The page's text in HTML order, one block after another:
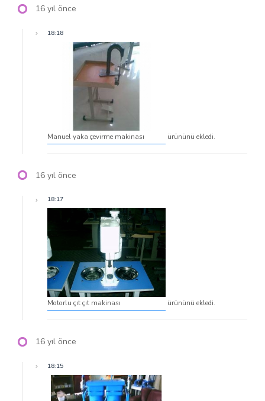
16 yıl önce
18:18
Manuel yaka çevirme makinası ürününü ekledi.
16 yıl önce
18:17
Motorlu çıt çıt makinası ürününü ekledi.
16 yıl önce
18:15